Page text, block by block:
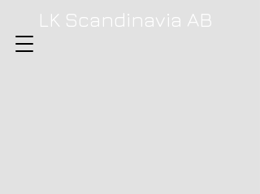
LK Scandinavia AB